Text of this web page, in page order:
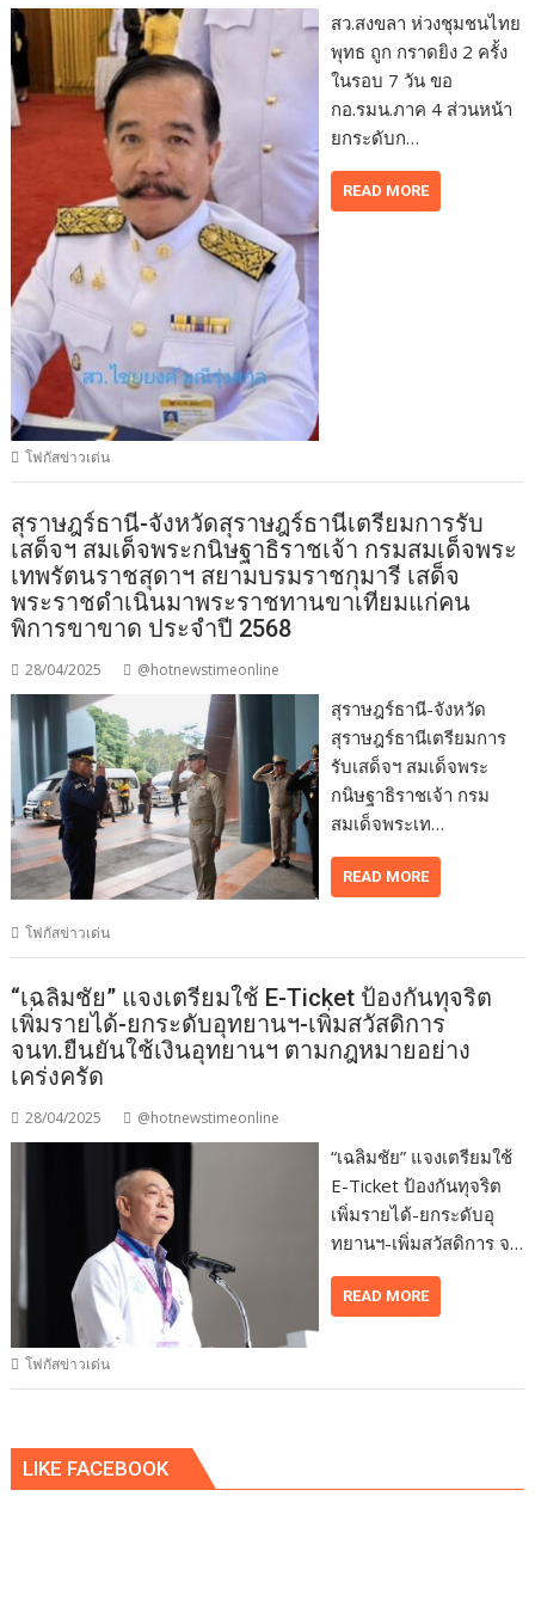
สว.สงขลา ห่วงชุมชนไทย
พุทธ ถูก กราดยิง 2 ครั้ง
ในรอบ 7 วัน ขอ
กอ.รมน.ภาค 4 ส่วนหน้า
ยกระดับก…
READ MORE
โฟกัสข่าวเด่น
สุราษฎร์ธานี-จังหวัดสุราษฎร์ธานีเตรียมการรับ
เสด็จฯ สมเด็จพระกนิษฐาธิราชเจ้า กรมสมเด็จพระ
เทพรัตนราชสุดาฯ สยามบรมราชกุมารี เสด็จ
พระราชดำเนินมาพระราชทานขาเทียมแก่คน
พิการขาขาด ประจำปี 2568
28/04/2025 @hotnewstimeonline
สุราษฎร์ธานี-จังหวัด
สุราษฎร์ธานีเตรียมการ
รับเสด็จฯ สมเด็จพระ
กนิษฐาธิราชเจ้า กรม
สมเด็จพระเท…
READ MORE
โฟกัสข่าวเด่น
“เฉลิมชัย” แจงเตรียมใช้ E-Ticket ป้องกันทุจริต
เพิ่มรายได้-ยกระดับอุทยานฯ-เพิ่มสวัสดิการ
จนท.ยืนยันใช้เงินอุทยานฯ ตามกฎหมายอย่าง
เคร่งครัด
28/04/2025 @hotnewstimeonline
“เฉลิมชัย” แจงเตรียมใช้
E-Ticket ป้องกันทุจริต
เพิ่มรายได้-ยกระดับอุ
ทยานฯ-เพิ่มสวัสดิการ จ…
READ MORE
โฟกัสข่าวเด่น
LIKE FACEBOOK